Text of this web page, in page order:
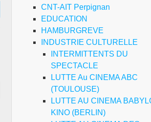
Documentation
CNT-AIT Perpignan
EDUCATION
HAMBURGREVE
INDUSTRIE CULTURELLE
INTERMITTENTS DU
SPECTACLE
LUTTE Au CINEMA ABC
(TOULOUSE)
LUTTE AU CINEMA
KINO (BERLIN)